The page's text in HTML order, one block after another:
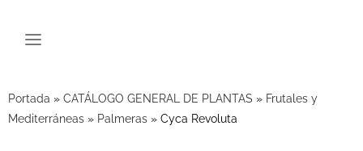
Portada » CATÁLOGO GENERAL DE PLANTAS » Frutales y
Mediterráneas » Palmeras » Cyca Revoluta